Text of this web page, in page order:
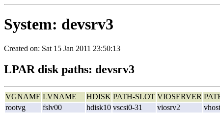
System: devsrv3
Created on: Sat 15 Jan 2011 23:50:13
LPAR disk paths: devsrv3
VGNAME LVNAME HDISK PATH-SLOT VIOSERVER
rootvg
fslv00 hdisk10 vscsi0-31 viosrv2